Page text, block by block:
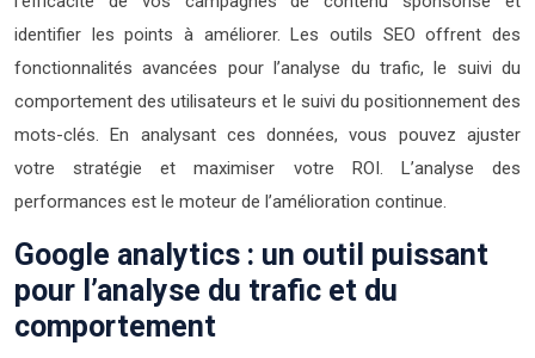
identifier les points à améliorer. Les outils SEO offrent des
fonctionnalités avancées pour l’analyse du trafic, le suivi du
comportement des utilisateurs et le suivi du positionnement des
mots-clés. En analysant ces données, vous pouvez ajuster
votre stratégie et maximiser votre ROI. L’analyse des
performances est le moteur de l’amélioration continue.
Google analytics : un outil puissant
pour l’analyse du trafic et du
comportement